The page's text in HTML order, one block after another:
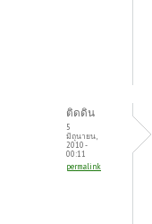
ติดดิน
5
มิถุนายน,
2010 -
00:11
permalink